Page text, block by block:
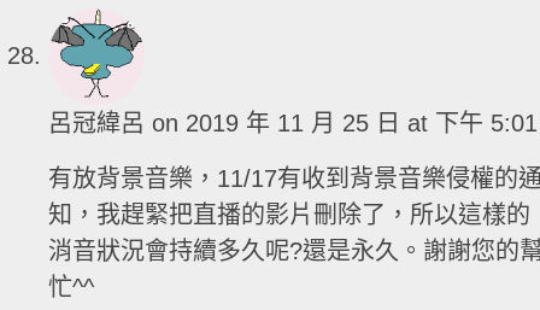
呂冠緯呂 on 2019 年 11 月 25 日 at 下午
有放背景音樂，11/17有收到背景音樂侵權的
知，我趕緊把直播的影片刪除了，所以這樣的
消音狀況會持續多久呢?還是永久。謝謝您的
忙^^